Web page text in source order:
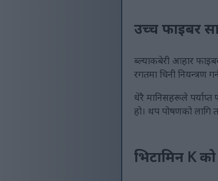
उच्च फाइबर
ब्ल्याकबेरी आहार
रगतमा चिनी नियन्त्रण
धेरै मानिसहरूले पर्याप्त
हो। थप पोषणको लागि
भिटामिन K